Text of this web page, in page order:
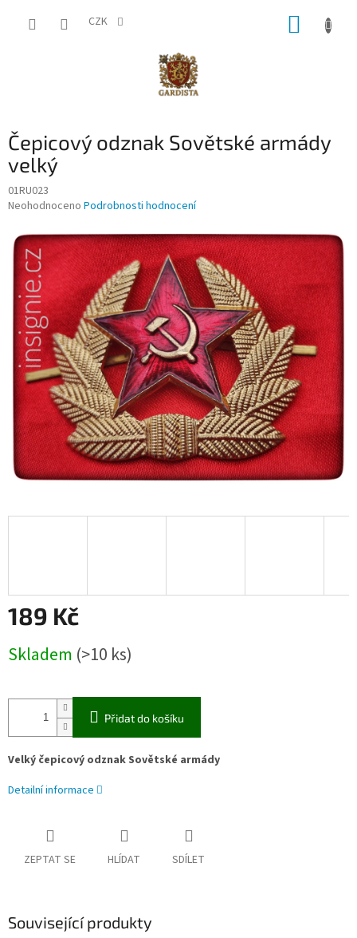
CZK
Čepicový odznak Sovětské armády
velký
01RU023
Průměrné
produktu
je
hvězdiček.
Neohodnoceno Podrobnosti hodnocení
189 Kč
cena:
Skladem (>10 ks)
Přidat do košíku
Velký čepicový odznak Sovětské armády
Detailní informace
ZEPTAT SE HLÍDAT SDÍLET
Související produkty